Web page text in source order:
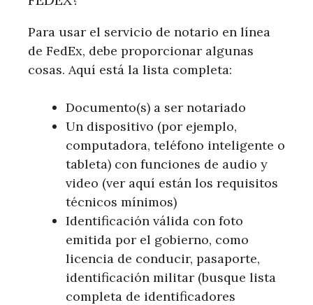
Para usar el servicio de notario en línea
de FedEx, debe proporcionar algunas
cosas. Aquí está la lista completa:
Documento(s) a ser notariado
Un dispositivo (por ejemplo,
computadora, teléfono inteligente o
tableta) con funciones de audio y
video (ver aquí están los requisitos
técnicos mínimos)
Identificación válida con foto
emitida por el gobierno, como
licencia de conducir, pasaporte,
identificación militar (busque lista
completa de identificadores